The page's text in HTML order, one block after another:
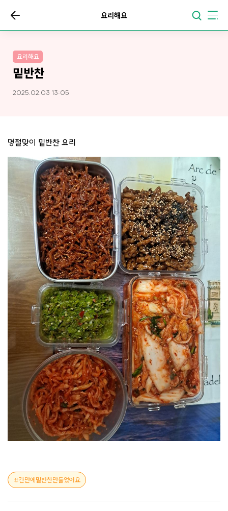
요리해요
요리해요
밑반찬
2025.02.03 13:05
명절맞이 밑반찬 요리
간만에밑반찬만들었어요